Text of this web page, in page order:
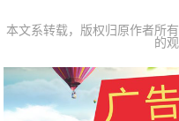
本文系转载，版权归原作者所
的